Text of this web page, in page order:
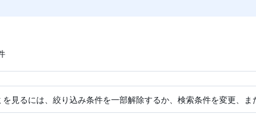
見るには、絞り込み条件を一部解除するか、検索条件を変更、ま